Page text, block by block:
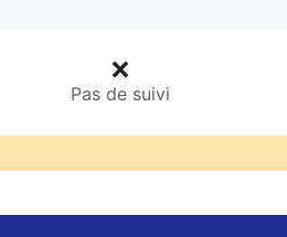
Pas de suivi